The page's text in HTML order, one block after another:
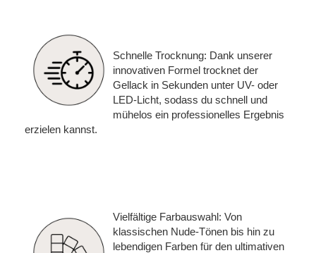
Schnelle Trocknung: Dank unserer
innovativen Formel trocknet der
Gellack in Sekunden unter UV- oder
LED-Licht, sodass du schnell und
mühelos ein professionelles Ergebnis
erzielen kannst.
Vielfältige Farbauswahl: Von
klassischen Nude-Tönen bis hin zu
lebendigen Farben für den ultimativen